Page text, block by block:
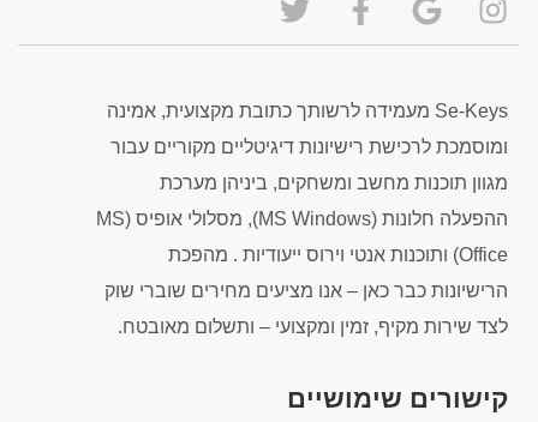
Se-Keys מעמידה לרשותך כתובת מקצועית, אמינה
ומוסמכת לרכישת רישיונות דיגיטליים מקוריים עבור
מגוון תוכנות מחשב ומשחקים, ביניהן מערכת
ההפעלה חלונות (MS Windows), מסלולי אופיס (MS
Office) ותוכנות אנטי וירוס ייעודיות . מהפכת
הרישיונות כבר כאן – אנו מציעים מחירים שוברי שוק
לצד שירות מקיף, זמין ומקצועי – ותשלום מאובטח.
קישורים שימושיים